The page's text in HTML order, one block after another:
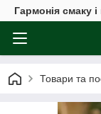
Гармонія смаку
Товари та